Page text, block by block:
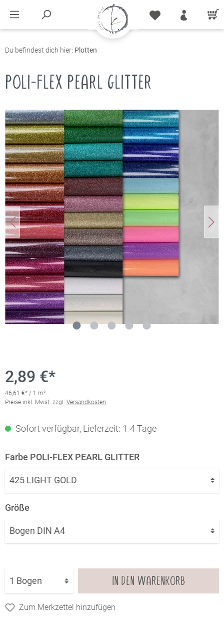
Du befindest dich hier: Plotten
POLI-FLEX PEARL GLITTER
2,89 €*
46,61 €* / 1 m²
Preise inkl. Mwst. zzgl. Versandkosten
Sofort verfügbar, Lieferzeit: 1-4 Tage
Farbe POLI-FLEX PEARL GLITTER
Größe
IN DEN WARENKORB
Zum Merkzettel hinzufügen